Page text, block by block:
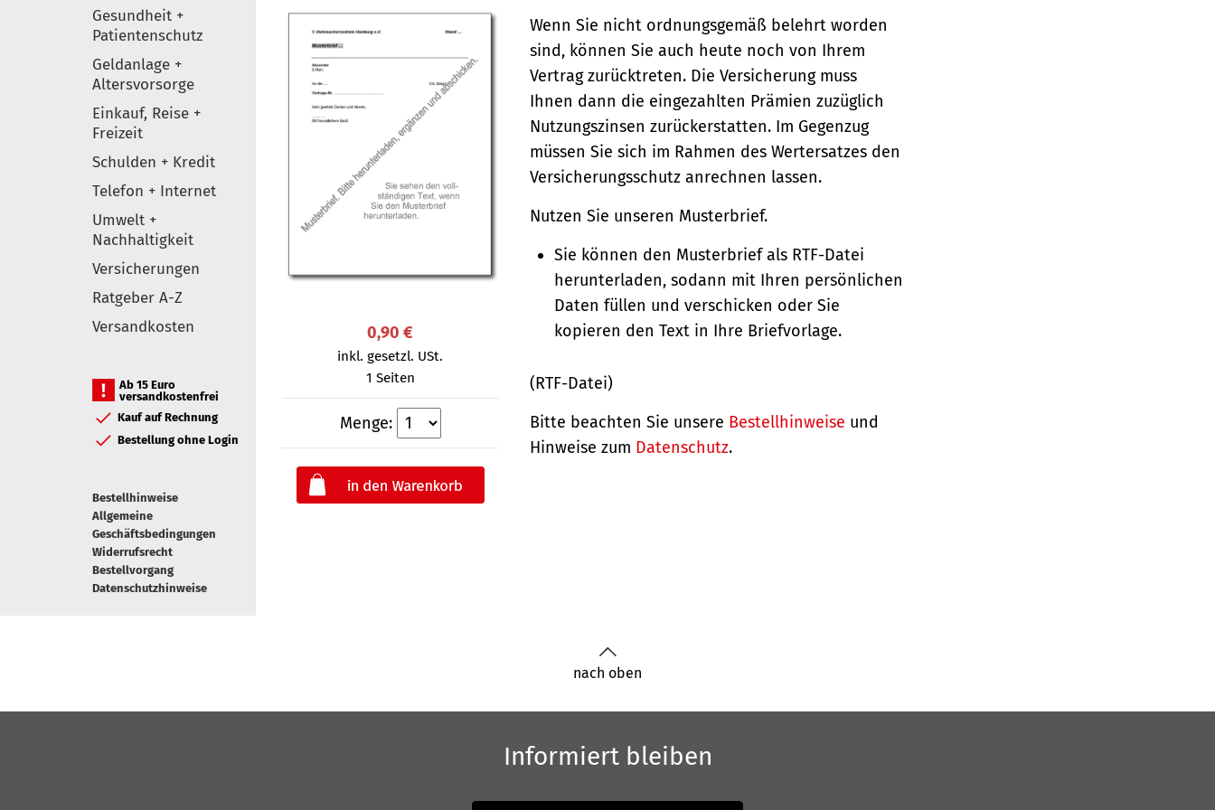
Gesundheit +
Patientenschutz
Geldanlage +
Altersvorsorge
Einkauf, Reise +
Freizeit
Schulden + Kredit
Telefon + Internet
Umwelt +
Nachhaltigkeit
Versicherungen
Ratgeber A-Z
Versandkosten
Ab 15 Euro
versandkostenfrei
Kauf auf Rechnung
Bestellung ohne Login
Bestellhinweise
Allgemeine
Geschäftsbedingungen
Widerrufsrecht
Bestellvorgang
Datenschutzhinweise
0,90 €
inkl. gesetzl. USt.
1 Seiten
Menge:
Wenn Sie nicht ordnungsgemäß belehrt worden
sind, können Sie auch heute noch von Ihrem
Vertrag zurücktreten. Die Versicherung muss
Ihnen dann die eingezahlten Prämien zuzüglich
Nutzungszinsen zurückerstatten. Im Gegenzug
müssen Sie sich im Rahmen des Wertersatzes den
Versicherungs­­schutz anrechnen lassen.
Nutzen Sie unseren Musterbrief.
Sie können den Musterbrief als RTF-Datei
herunterladen, sodann mit Ihren persönlichen
Daten füllen und verschicken oder Sie
kopieren den Text in Ihre Briefvorlage.
(RTF-Datei)
Bitte beachten Sie unsere Bestellhinweise und
Hinweise zum Datenschutz.
nach oben
Informiert bleiben